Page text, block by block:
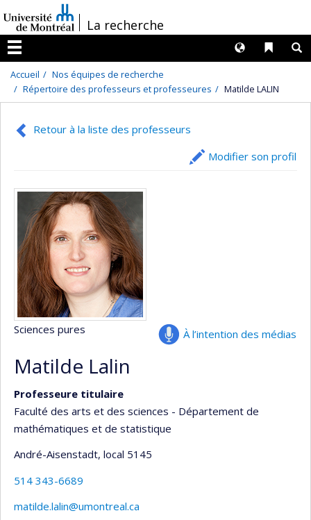
au
contenu
/La recherche
Menu
Liens
Langues
Accueil
Nos équipes de recherche
Répertoire des professeurs et professeures
Matilde LALIN
Retour à la liste des professeurs
Modifier son profil
À l’intention des médias
Sciences pures
Matilde Lalin
Professeure titulaire
Faculté des arts et des sciences - Département de
mathématiques et de statistique
André-Aisenstadt, local 5145
514 343-6689
matilde.lalin@umontreal.ca